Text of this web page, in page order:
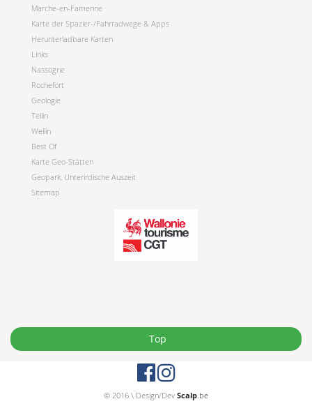
Marche-en-Famenne
Karte der Spazier-/Fahrradwege & Apps
Herunterladbare Karten
Links
Nassogne
Rochefort
Geologie
Tellin
Wellin
Best Of
Karte Geo-Stätten
Geopark, Unterirdische Auszeit
Sitemap
© 2016 \ Design/Dev Scalp .be
Top